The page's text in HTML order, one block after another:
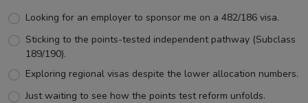
Looking for an employer to sponsor me on a 482/186 visa.
Sticking to the points-tested independent pathway (Subclass
189/190).
Exploring regional visas despite the lower allocation numbers.
Just waiting to see how the points test reform unfolds.